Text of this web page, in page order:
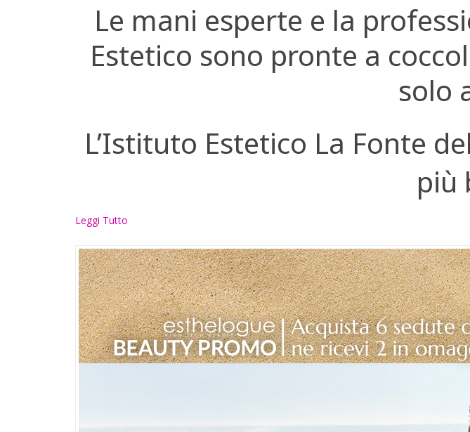
Le mani esperte e la
Estetico sono pronte a
solo
L’Istituto Estetico La Fonte
più
Leggi Tutto